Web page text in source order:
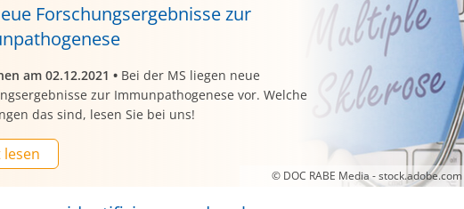
Forschungsergebnisse zur
am 02.12.2021 • Bei der MS liegen neue
zur Immunpathogenese vor. Welche
das sind, lesen Sie bei uns!
lesen
© DOC RABE Media - stock.adobe.com